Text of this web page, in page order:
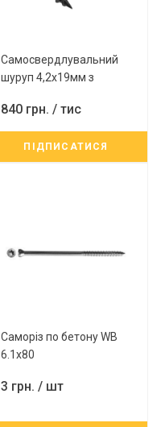
Самосвердлувальний
шуруп 4,2x19мм з
головкою з
пресшайбою, PH-2, колір
RAL7024
840 грн. / тис
ПІДПИСАТИСЯ
Саморіз по бетону WB
6.1х80
3 грн. / шт